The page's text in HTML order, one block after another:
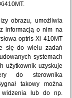
obrazu, umożliwia
informacją o nim na
optris Xi 410MT
się do wielu zadań
systemach
użytkownik uzyskuje
do sterownika
takowy można
widzenia lub do np.